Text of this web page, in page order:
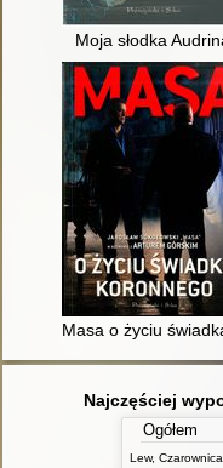
Moja słodka
Masa o życiu
Najczęściej
Ogółem
Lew,